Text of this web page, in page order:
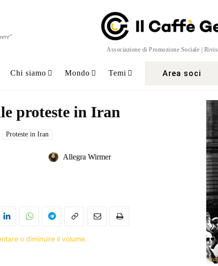
Associazione di Promozione Sociale |
Chi siamo Mondo Temi Area soci
proteste in Iran
Proteste in Iran
Allegra Wirmer
o diminuire il volume.
"